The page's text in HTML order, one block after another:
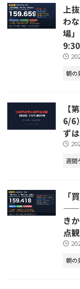
上
わ
場
9:30
朝の
【
6/6
ず
週間
「
——
き
点
朝の